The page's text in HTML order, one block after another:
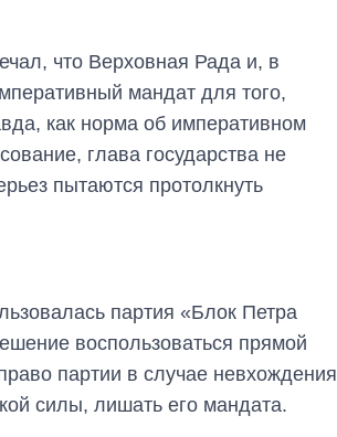
что Верховная Рада и, в
мандат для того,
как норма об императивном
глава государства не
пытаются протолкнуть
партия «Блок Петра
воспользоваться прямой
партии в случае невхождения
силы, лишать его мандата.